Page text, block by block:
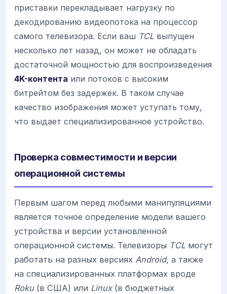
приставки перекладывает нагрузку по
декодированию видеопотока на процессор
самого телевизора. Если ваш TCL выпущен
несколько лет назад, он может не обладать
достаточной мощностью для воспроизведения
4K-контента или потоков с высоким
битрейтом без задержек. В таком случае
качество изображения может уступать тому,
что выдает специализированное устройство.
Проверка совместимости и версии
операционной системы
Первым шагом перед любыми манипуляциями
является точное определение модели вашего
устройства и версии установленной
операционной системы. Телевизоры TCL могут
работать на разных версиях Android, а также
на специализированных платформах вроде
Roku(в США) или Linux(в бюджетных